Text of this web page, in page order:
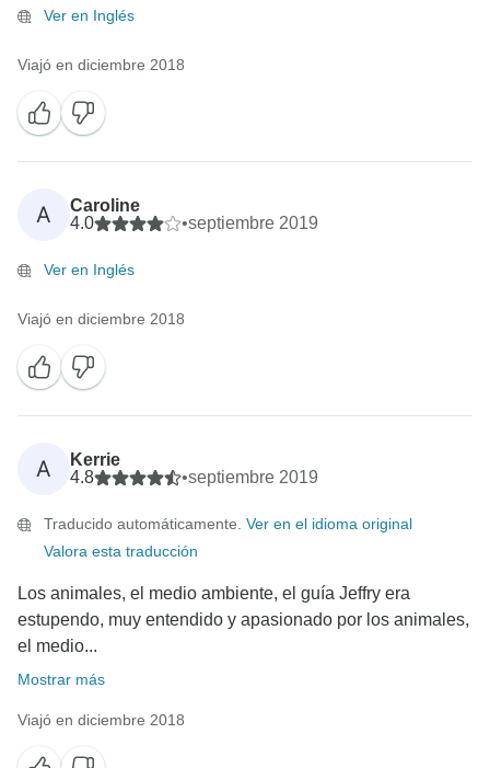
Ver en Inglés
Viajó en diciembre 2018
A
Caroline
4.0
•septiembre 2019
Ver en Inglés
Viajó en diciembre 2018
A
Kerrie
4.8
•septiembre 2019
Traducido automáticamente. Ver en el idioma original
Valora esta traducción
Los animales, el medio ambiente, el guía Jeffry era
estupendo, muy entendido y apasionado por los animales,
el medio...
Mostrar más
Viajó en diciembre 2018